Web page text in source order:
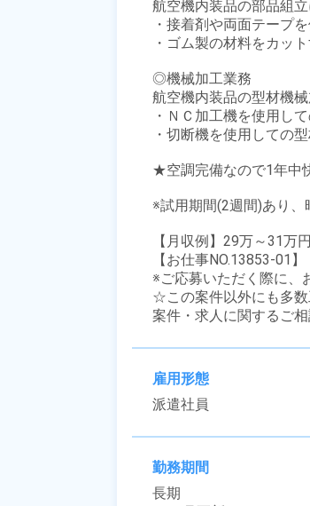
航空機内装品の部品組
・接着剤や両面テープ
・ゴム製の材料をカッ
◎機械加工業務
航空機内装品の型材機
・ＮＣ加工機を使用し
・切断機を使用しての
★空調完備なので1年中
※試用期間(2週間)あり、
【月収例】29万～31万円
【お仕事NO.13853-01】
※ご応募いただく際に、
☆この案件以外にも多
案件・求人に関するご
雇用形態
派遣社員
勤務期間
長期